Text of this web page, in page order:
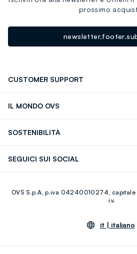
prossimo
CUSTOMER SUPPORT
IL MONDO OVS
Giftcard
SOSTENIBILITÀ
SEGUICI SUI SOCIAL
Youtube
OVS S.p.A, p.iva 04240010274,
i.v.
it | italiano